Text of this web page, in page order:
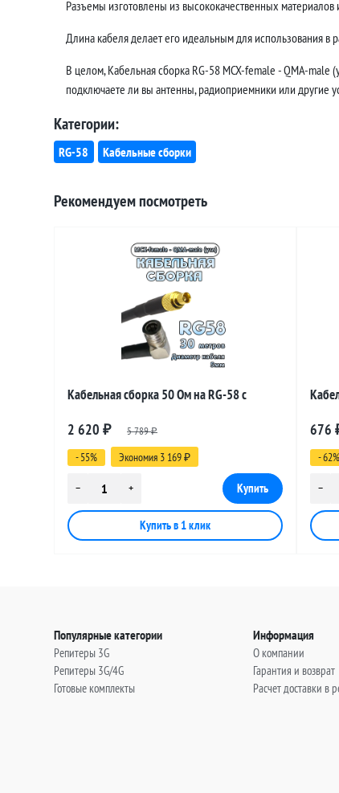
Разъемы изготовлены из высококачественных
Длина кабеля делает его идеальным для использования в
В целом, Кабельная сборка RG-58 MCX-female - QMA-male
подключаете ли вы антенны, радиоприемники или другие
Категории:
RG-58 Кабельные сборки
Рекомендуем посмотреть
Кабельная сборка 50 Ом на RG-58 с
(угловой), 30 метров
2 620 ₽ 5 789₽
- 55% Экономия 3 169 ₽
676
- 62%
Популярные категории
Репитеры 3G
Репитеры 3G/4G
Готовые комплекты
Информация
О компании
Гарантия и возврат
Расчет доставки в